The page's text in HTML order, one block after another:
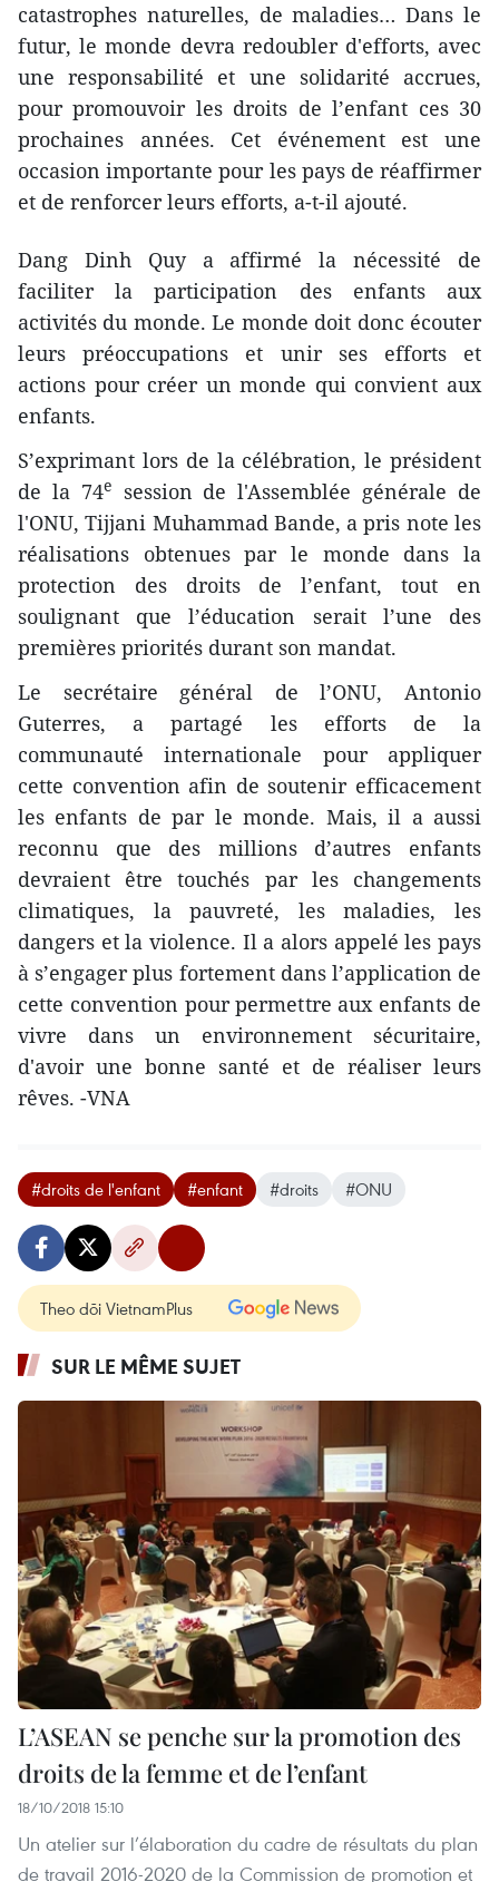
catastrophes naturelles, de maladies… Dans le
futur, le monde devra redoubler d'efforts, avec
une responsabilité et une solidarité accrues,
pour promouvoir les droits de l’enfant ces 30
prochaines années. Cet événement est une
occasion importante pour les pays de réaffirmer
et de renforcer leurs efforts, a-t-il ajouté.
Dang Dinh Quy a affirmé la nécessité de
faciliter la participation des enfants aux
activités du monde. Le monde doit donc écouter
leurs préoccupations et unir ses efforts et
actions pour créer un monde qui convient aux
enfants.
S’exprimant lors de la célébration, le président
de la 74e
session de l'Assemblée générale de
l'ONU, Tijjani Muhammad Bande, a pris note les
réalisations obtenues par le monde dans la
protection des droits de l’enfant, tout en
soulignant que l’éducation serait l’une des
premières priorités durant son mandat.
Le secrétaire général de l’ONU, Antonio
Guterres, a partagé les efforts de la
communauté internationale pour appliquer
cette convention afin de soutenir efficacement
les enfants de par le monde. Mais, il a aussi
reconnu que des millions d’autres enfants
devraient être touchés par les changements
climatiques, la pauvreté, les maladies, les
dangers et la violence. Il a alors appelé les pays
à s’engager plus fortement dans l’application de
cette convention pour permettre aux enfants de
vivre dans un environnement sécuritaire,
d'avoir une bonne santé et de réaliser leurs
rêves. -VNA
#droits de l'enfant #enfant #droits #ONU
Theo dõi VietnamPlus
SUR LE MÊME SUJET
L’ASEAN se penche sur la promotion des
droits de la femme et de l’enfant
18/10/2018 15:10
Un atelier sur l’élaboration du cadre de résultats du plan
de travail 2016-2020 de la Commission de promotion et